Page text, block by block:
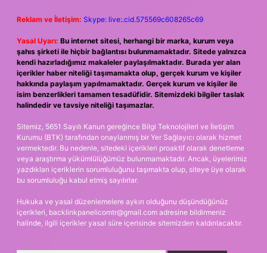
Reklam ve İletişim: Skype: live:.cid.575569c608265c69
Yasal Uyarı: Bu internet sitesi, herhangi bir marka, kurum veya
şahıs şirketi ile hiçbir bağlantısı bulunmamaktadır. Sitede yalnızca
kendi hazırladığımız makaleler paylaşılmaktadır. Burada yer alan
içerikler haber niteliği taşımamakta olup, gerçek kurum ve kişiler
hakkında paylaşım yapılmamaktadır. Gerçek kurum ve kişiler ile
isim benzerlikleri tamamen tesadüfidir. Sitemizdeki bilgiler taslak
halindedir ve tavsiye niteliği taşımazlar.
Sitemiz, 5651 Sayılı Kanun gereğince Bilgi Teknolojileri ve İletişim
Kurumu (BTK) tarafından onaylanmış bir Yer Sağlayıcı olarak hizmet
vermektedir. Bu nedenle, sitedeki içerikleri proaktif olarak denetleme
veya araştırma yükümlülüğümüz bulunmamaktadır. Ancak, üyelerimiz
yazdıkları içeriklerin sorumluluğunu taşımakta olup, siteye üye olarak
bu sorumluluğu kabul etmiş sayılırlar.
Hukuka ve yasal düzenlemelere aykırı olduğunu düşündüğünüz
içerikleri, backlinkpanelicomtr@gmail.com adresine bildirmeniz
halinde, ilgili içerikler yasal süre içerisinde sitemizden kaldırılacaktır.